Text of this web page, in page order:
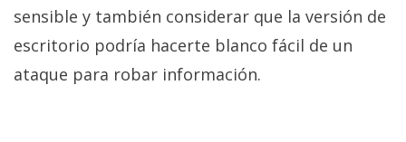
sensible y también considerar que la versión de
escritorio podría hacerte blanco fácil de un
ataque para robar información.